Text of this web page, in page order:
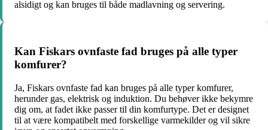
alsidigt og kan bruges til både madlavning og servering.
Kan Fiskars ovnfaste fad bruges på alle typer
komfurer?
Ja, Fiskars ovnfaste fad kan bruges på alle typer komfurer,
herunder gas, elektrisk og induktion. Du behøver ikke bekymre
dig om, at fadet ikke passer til din komfurtype. Det er designet
til at være kompatibelt med forskellige varmekilder og vil sikre